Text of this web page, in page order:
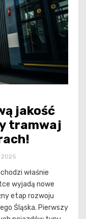
jakość
tramwaj
właśnie
wyjadą nowe
etap rozwoju
Śląska. Pierwszy